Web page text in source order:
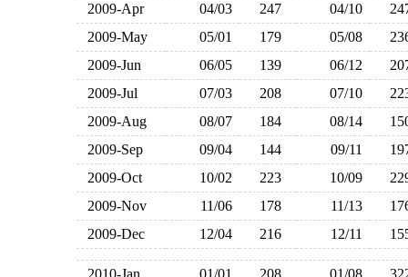
2009-Apr
04/03 247 04/10
2009-May
05/01 179 05/08
2009-Jun
06/05 139 06/12
2009-Jul
07/03 208 07/10
2009-Aug
08/07 184 08/14
2009-Sep
09/04 144 09/11
2009-Oct
10/02 223 10/09
2009-Nov
11/06 178 11/13
2009-Dec
12/04 216 12/11
2010-Jan 01/01 208 01/08